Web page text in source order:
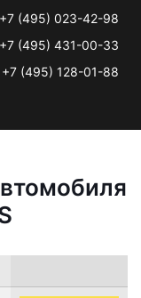
+7 (495) 023-42-98
+7 (495) 431-00-33
+7 (495) 128-01-88